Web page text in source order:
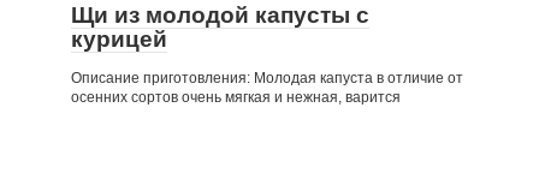
Щи из молодой капусты с
курицей
Описание приготовления: Молодая капуста в отличие от
осенних сортов очень мягкая и нежная, варится